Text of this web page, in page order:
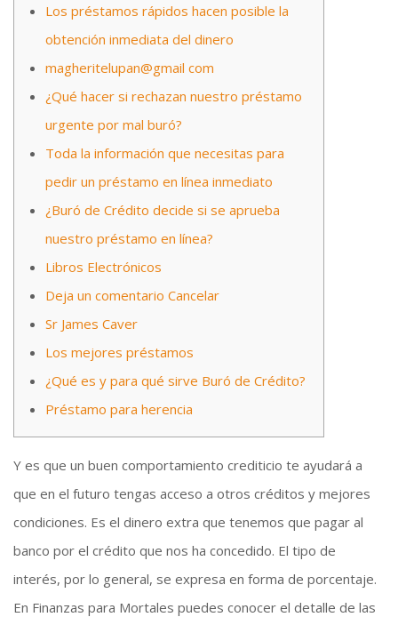
Los préstamos rápidos hacen posible la
obtención inmediata del dinero
magheritelupan@gmail com
¿Qué hacer si rechazan nuestro préstamo
urgente por mal buró?
Toda la información que necesitas para
pedir un préstamo en línea inmediato
¿Buró de Crédito decide si se aprueba
nuestro préstamo en línea?
Libros Electrónicos
Deja un comentario Cancelar
Sr James Caver
Los mejores préstamos
¿Qué es y para qué sirve Buró de Crédito?
Préstamo para herencia
Y es que un buen comportamiento crediticio te ayudará a
que en el futuro tengas acceso a otros créditos y mejores
condiciones. Es el dinero extra que tenemos que pagar al
banco por el crédito que nos ha concedido. El tipo de
interés, por lo general, se expresa en forma de porcentaje.
En Finanzas para Mortales puedes conocer el detalle de las